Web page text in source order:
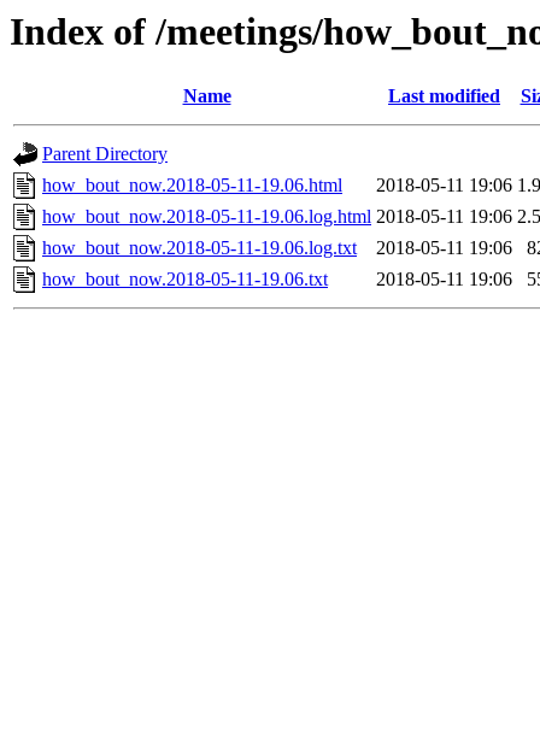
Index of /meetings/
Name Last modified
Parent Directory
how_bout_now.2018-05-11-19.06.html
2018-05-11 19:06
how_bout_now.2018-05-11-19.06.log.html 2018-05-11 19:06
how_bout_now.2018-05-11-19.06.log.txt
2018-05-11 19:06
how_bout_now.2018-05-11-19.06.txt
2018-05-11 19:06